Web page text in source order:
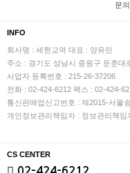
문
INFO
회사명 : 세현교역 대표 : 양유민
주소 : 경기도 성남시 중원구 둔춘대
사업자 등록번호 : 215-26-37206
전화 : 02-424-6212 팩스 : 02-424-
통신판매업신고번호 : 제2015-서울
개인정보관리책임자 : 정보관리책임
CS CENTER